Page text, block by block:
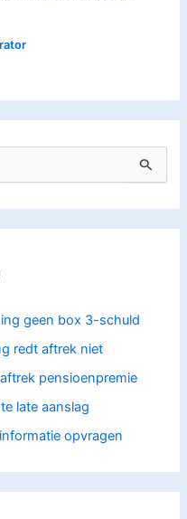
geen box 3-schuld
redt aftrek niet
pensioenpremie
late aanslag
opvragen